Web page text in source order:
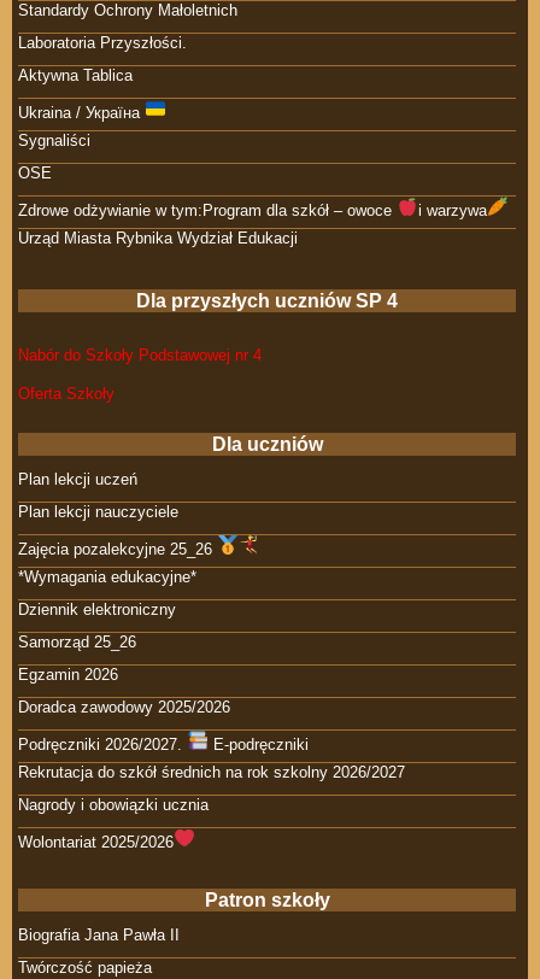
Standardy Ochrony Małoletnich
Laboratoria Przyszłości.
Aktywna Tablica
Ukraina / Україна
Sygnaliści
OSE
Zdrowe odżywianie w tym:Program dla szkół – owoce
i warzywa
Urząd Miasta Rybnika Wydział Edukacji
Dla przyszłych uczniów SP 4
Nabór do Szkoły Podstawowej nr 4
Oferta Szkoły
Dla uczniów
Plan lekcji uczeń
Plan lekcji nauczyciele
Zajęcia pozalekcyjne 25_26
*Wymagania edukacyjne*
Dziennik elektroniczny
Samorząd 25_26
Egzamin 2026
Doradca zawodowy 2025/2026
Podręczniki 2026/2027.
E-podręczniki
Rekrutacja do szkół średnich na rok szkolny 2026/2027
Nagrody i obowiązki ucznia
Wolontariat 2025/2026
Patron szkoły
Biografia Jana Pawła II
Twórczość papieża